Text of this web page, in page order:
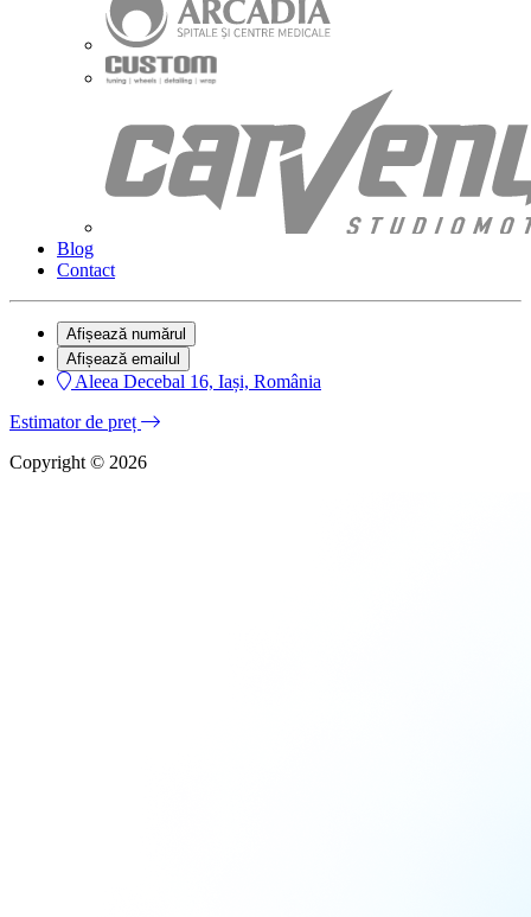
Blog
Contact
Afișează numărul
Afișează emailul
Aleea Decebal 16, Iași, România
Estimator de preț
Copyright © 2026